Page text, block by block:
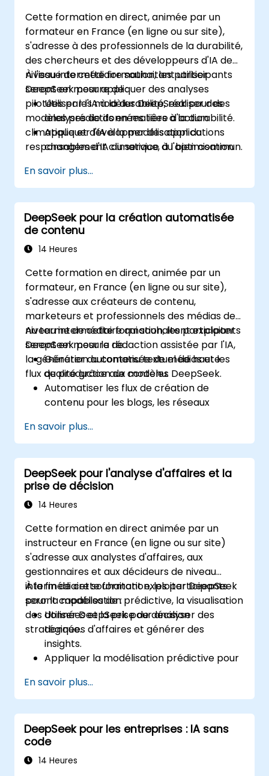
Cette formation en direct, animée par un
formateur en France (en ligne ou sur site),
s'adresse à des professionnels de la durabilité,
des chercheurs et des développeurs d'IA de
niveau intermédiaire souhaitant utiliser
DeepSeek pour appliquer des analyses
pilotées par l'IA à la durabilité, réaliser des
modèles prédictifs en matière d'action
climatique et développer des applications
responsables d'IA au service du bien commun.
À l'issue de cette formation, les participants
seront en mesure de :
Utiliser les modèles DeepSeek pour des
analyses de données liées à la durabilité.
Appliquer l'IA à la modélisation du
changement climatique, à l'optimisation
biodiversité.
Développer des solutions pilotées par l'IA
pour l'impact social et les objectifs de
développement durable (ODD).
Garantir des pratiques responsables de
l'IA dans les applications liées à la
En savoir plus...
DeepSeek pour la création automatisée
de contenu
14 Heures
Cette formation en direct, animée par un
formateur, en France (en ligne ou sur site),
s'adresse aux créateurs de contenu,
marketeurs et professionnels des médias de
niveau intermédiaire qui souhaitent exploiter
DeepSeek pour la rédaction assistée par l'IA,
la génération automatisée de médias et les
flux de production de contenu.
Au terme de cette formation, les participants
seront en mesure de :
Générer du contenu textuel de haute
qualité grâce aux modèles DeepSeek.
Automatiser les flux de création de
contenu pour les blogs, les réseaux
Intégrer des outils d'IA dans les systèmes
de gestion de contenu existants.
Booster la créativité et l'efficacité grâce
à l'idéation et la structuration pilotées par
l'IA.
En savoir plus...
DeepSeek pour l'analyse d'affaires et la
prise de décision
14 Heures
Cette formation en direct animée par un
instructeur en France (en ligne ou sur site)
s'adresse aux analystes d'affaires, aux
gestionnaires et aux décideurs de niveau
intermédiaire souhaitant exploiter DeepSeek
pour la modélisation prédictive, la visualisation
des données et la prise de décision
stratégique.
À la fin de cette formation, les participants
seront capables de :
Utiliser DeepSeek pour analyser des
données d'affaires et générer des
insights.
Appliquer la modélisation prédictive pour
Automatiser les processus de rapports et
d'intelligence d'affaires.
Améliorer la prise de décision grâce à
l'analyse pilotée par l'IA.
En savoir plus...
DeepSeek pour les entreprises : IA sans
code
14 Heures